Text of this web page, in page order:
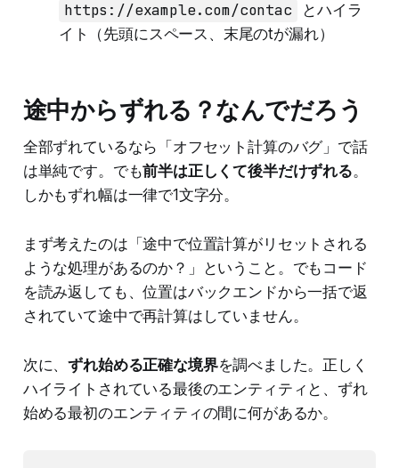
https://example.com/contac
とハイラ
イト（先頭にスペース、末尾のtが漏れ）
途中からずれる？なんでだろう
全部ずれているなら「オフセット計算のバグ」で話
は単純です。でも前半は正しくて後半だけずれる。
しかもずれ幅は一律で1文字分。
まず考えたのは「途中で位置計算がリセットされる
ような処理があるのか？」ということ。でもコード
を読み返しても、位置はバックエンドから一括で返
されていて途中で再計算はしていません。
次に、ずれ始める正確な境界を調べました。正しく
ハイライトされている最後のエンティティと、ずれ
始める最初のエンティティの間に何があるか。